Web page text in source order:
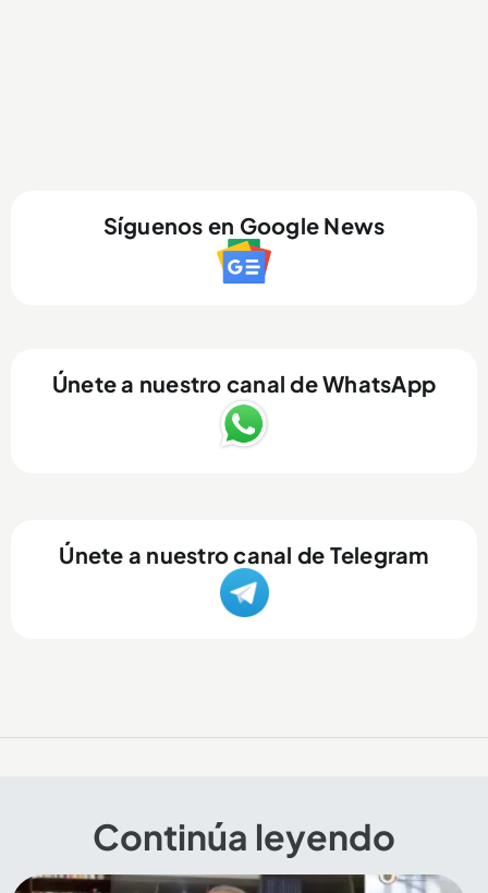
Síguenos en Google News
Únete a nuestro canal de WhatsApp
Únete a nuestro canal de Telegram
Continúa leyendo